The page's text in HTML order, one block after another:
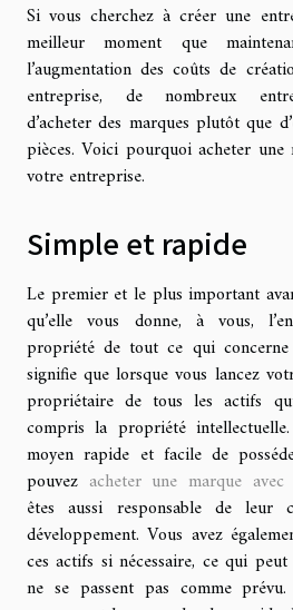
Si vous cherchez à créer une
meilleur moment que
l’augmentation des coûts de
entreprise, de nombreux
d’acheter des marques plutôt que
pièces. Voici pourquoi acheter
votre entreprise.
Simple et rapide
Le premier et le plus important
qu’elle vous donne, à vous,
propriété de tout ce qui
signifie que lorsque vous lancez
propriétaire de tous les actifs
compris la propriété
moyen rapide et facile de
pouvez acheter une marque
êtes aussi responsable de leur
développement. Vous avez
ces actifs si nécessaire, ce qui
ne se passent pas comme